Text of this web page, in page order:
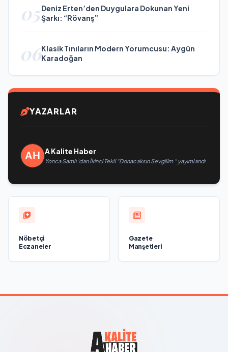
05Deniz Erten’den Duygulara Dokunan Yeni
Şarkı: “Rövanş”
06Klasik Tınıların Modern Yorumcusu: Aygün
Karadoğan
YAZARLAR
A Kalite Haber
Yonca Samlı ‘dan İkinci Tekli “Donacaksın Sevgilim “ yayımlandı
Nöbetçi
Eczaneler
Gazete
Manşetleri